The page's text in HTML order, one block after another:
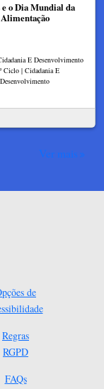
e o Dia Mundial da
Alimentação
E Desenvolvimento
Ciclo | Cidadania E
Desenvolvimento
Ver mais
de
Regras
RGPD
FAQs